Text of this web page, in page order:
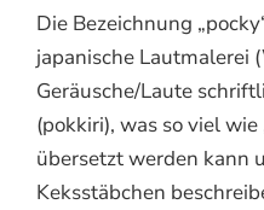
Die Bezeichnung
japanische Lautmalerei
Geräusche/Laute
(pokkiri), was so viel wie
übersetzt werden kann
Keksstäbchen